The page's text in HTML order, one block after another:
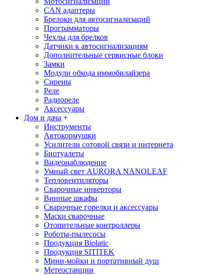
CAN адаптеры
Брелоки для автосигнализаций
Программаторы
Чехлы для брелков
Датчики к автосигнализациям
Дополнительные сервисные блоки
Замки
Модули обхода иммобилайзера
Сирены
Реле
Радиореле
Аксессуары
Дом и дача +
Инструменты
Автокормушки
Усилители сотовой связи и интернета
Биотуалеты
Видеонаблюдение
Умный свет AURORA NANOLEAF
Тепловентиляторы
Сварочные инверторы
Винные шкафы
Сварочные горелки и аксессуары
Маски сварочные
Отопительные контроллеры
Роботы-пылесосы
Продукция Biolatic
Продукция SITITEK
Мини-мойки и портативный душ
Метеостанции